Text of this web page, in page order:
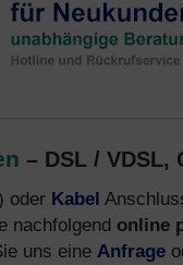
– DSL / VDSL,
oder Kabel
nachfolgend online
uns eine Anfrage